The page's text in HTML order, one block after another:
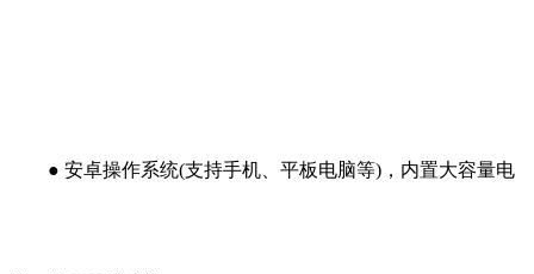
● 安卓操作系统(支持手机、平板电脑等)，内置大容量电